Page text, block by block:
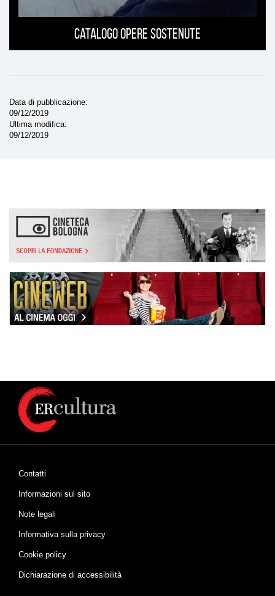
Catalogo opere sostenute
Data di pubblicazione
09/12/2019
Ultima modifica
09/12/2019
Contatti
Informazioni sul sito
Note legali
Informativa sulla privacy
Cookie policy
Dichiarazione di accessibilità